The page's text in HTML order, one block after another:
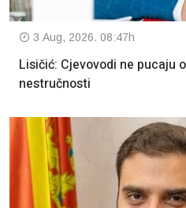
3 Aug, 2026. 08:47h
Lisičić: Cjevovodi ne pucaju
nestručnosti